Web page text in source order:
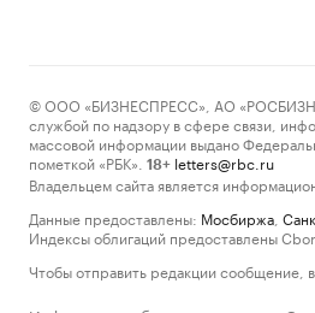
© ООО «БИЗНЕСПРЕСС», АО
службой по надзору в сфере связи,
массовой информации выдано
пометкой «РБК».
18+ letters@rbc.ru
Владельцем сайта является
Данные предоставлены: Мосбиржа
Индексы облигаций предоставлены
Чтобы отправить редакции сообщение,